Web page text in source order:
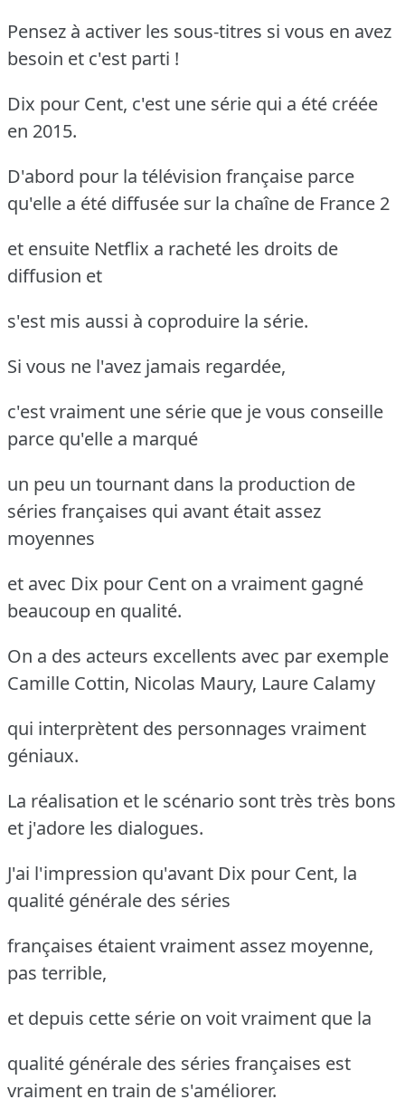
Pensez à activer les sous-titres si vous en avez
besoin et c'est parti !
Dix pour Cent, c'est une série qui a été créée
en 2015.
D'abord pour la télévision française parce
qu'elle a été diffusée sur la chaîne de France 2
et ensuite Netflix a racheté les droits de
diffusion et
s'est mis aussi à coproduire la série.
Si vous ne l'avez jamais regardée,
c'est vraiment une série que je vous conseille
parce qu'elle a marqué
un peu un tournant dans la production de
séries françaises qui avant était assez
moyennes
et avec Dix pour Cent on a vraiment gagné
beaucoup en qualité.
On a des acteurs excellents avec par exemple
Camille Cottin, Nicolas Maury, Laure Calamy
qui interprètent des personnages vraiment
géniaux.
La réalisation et le scénario sont très très bons
et j'adore les dialogues.
J'ai l'impression qu'avant Dix pour Cent, la
qualité générale des séries
françaises étaient vraiment assez moyenne,
pas terrible,
et depuis cette série on voit vraiment que la
qualité générale des séries françaises est
vraiment en train de s'améliorer.